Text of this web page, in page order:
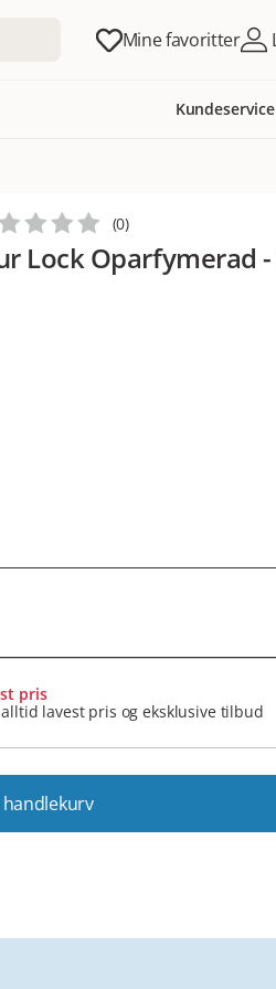
Mine favoritter
Kundeservice
Lock Oparfymerad
(0)
pris
lavest pris og eksklusive tilbud
handlekurv